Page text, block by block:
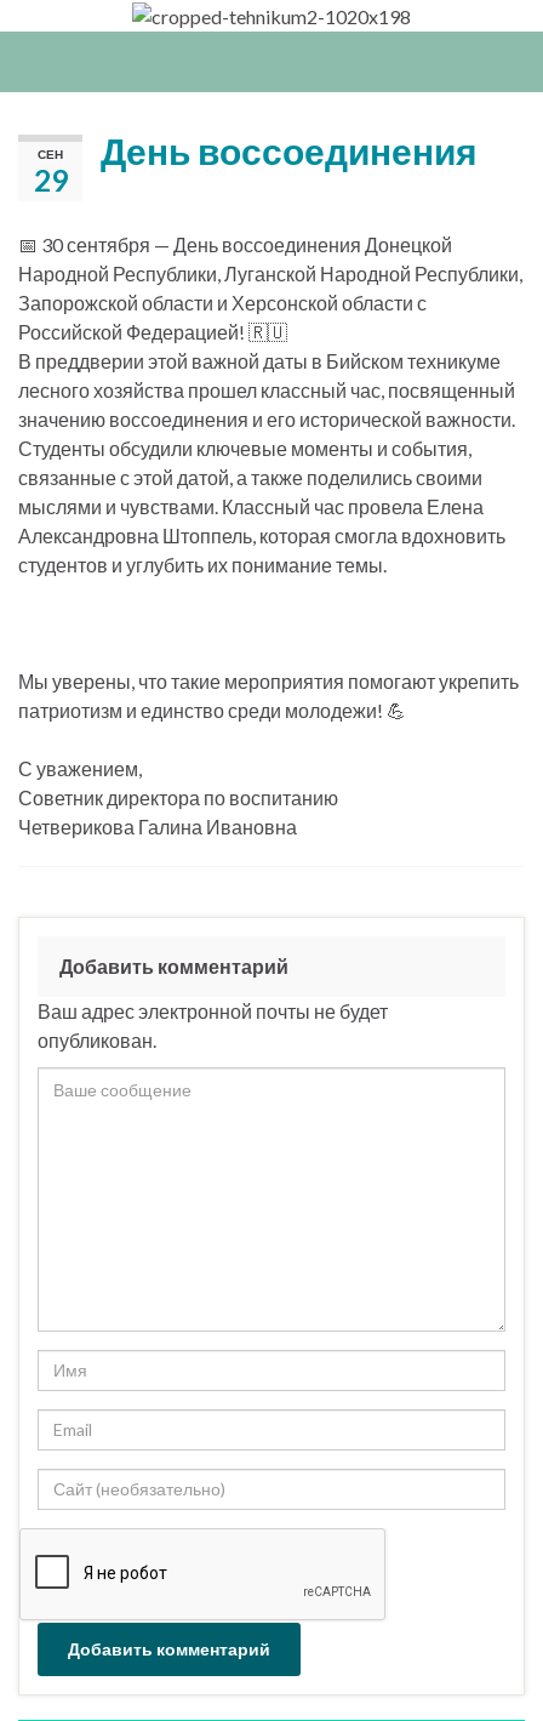
выкл
СЕН
29
День воссоединения
📅 30 сентября — День воссоединения Донецкой
Народной Республики, Луганской Народной Республики,
Запорожской области и Херсонской области с
Российской Федерацией! 🇷🇺
В преддверии этой важной даты в Бийском техникуме
лесного хозяйства прошел классный час, посвященный
значению воссоединения и его исторической важности.
Студенты обсудили ключевые моменты и события,
связанные с этой датой, а также поделились своими
мыслями и чувствами. Классный час провела Елена
Александровна Штоппель, которая смогла вдохновить
студентов и углубить их понимание темы.
Мы уверены, что такие мероприятия помогают укрепить
патриотизм и единство среди молодежи! 💪
С уважением,
Советник директора по воспитанию
Четверикова Галина Ивановна
Добавить комментарий
Ваш адрес электронной почты не будет
опубликован.